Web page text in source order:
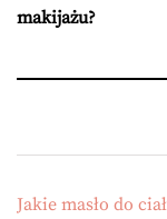
makijażu?
Jakie masło do